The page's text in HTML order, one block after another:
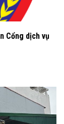
Cổng dịch vụ